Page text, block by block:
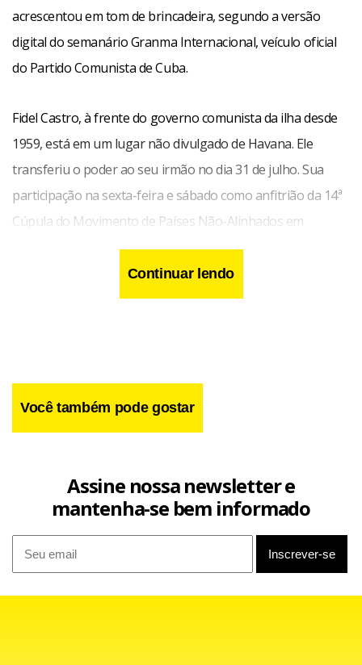
acrescentou em tom de brincadeira, segundo a versão
digital do semanário Granma Internacional, veículo oficial
do Partido Comunista de Cuba.
Fidel Castro, à frente do governo comunista da ilha desde
1959, está em um lugar não divulgado de Havana. Ele
transferiu o poder ao seu irmão no dia 31 de julho. Sua
participação na sexta-feira e sábado como anfitrião da 14ª
Cúpula do Movimento de Países Não-Alinhados em
Havana ainda é incerta.
Continuar lendo
Você também pode gostar
Assine nossa newsletter e
mantenha-se bem informado